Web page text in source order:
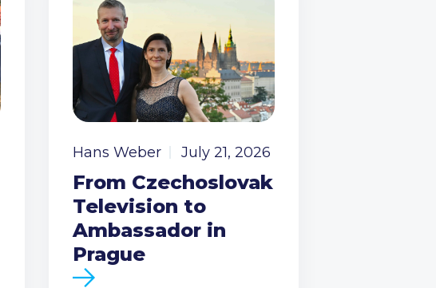
Hans Weber July 21, 2026
From Czechoslovak
Television to
Ambassador in
Prague